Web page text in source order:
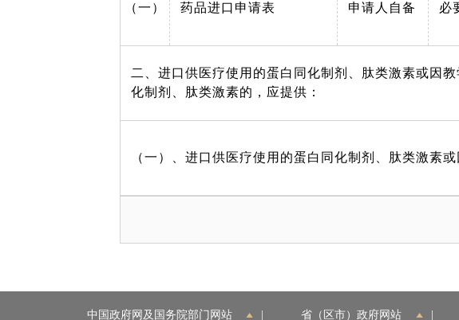
（一） 药品进口申请表 申请人自备 必
二、进口供医疗使用的蛋白同化制剂、肽类激素或因
化制剂、肽类激素的，应提供：
（一）、进口供医疗使用的蛋白同化制剂、肽类激素
中国政府网及国务院部门网站 省（区市）政府网站